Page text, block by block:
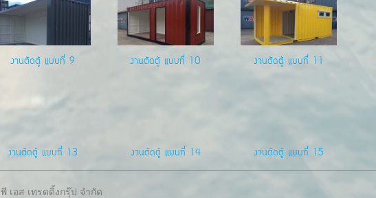
งานตัดตู้ แบบที่ 9 งานตัดตู้ แบบที่ 10 งานตัดตู้ แบบที่ 11
งานตัดตู้ แบบที่ 13 งานตัดตู้ แบบที่ 14 งานตัดตู้ แบบที่ 15
พี เอส เทรดดิ้งกรุ๊ป จำกัด